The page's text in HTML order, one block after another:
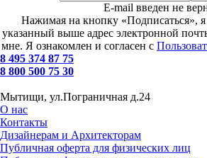
E-mail введен не
Нажимая на кнопку «Подписаться»,
указанный выше адрес электронной
мне. Я ознакомлен и согласен с
8 495 374 87 75
8 800 500 75 30
Мытищи, ул.Пограничная д.24
О нас
Контакты
Дизайнерам и Архитекторам
Публичная оферта для физических лиц